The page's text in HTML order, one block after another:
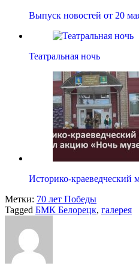
Выпуск новостей от 20
Театральная ночь
Историко-краеведческий
Метки: 70 лет Победы
Tagged БМК Белорецк, галерея